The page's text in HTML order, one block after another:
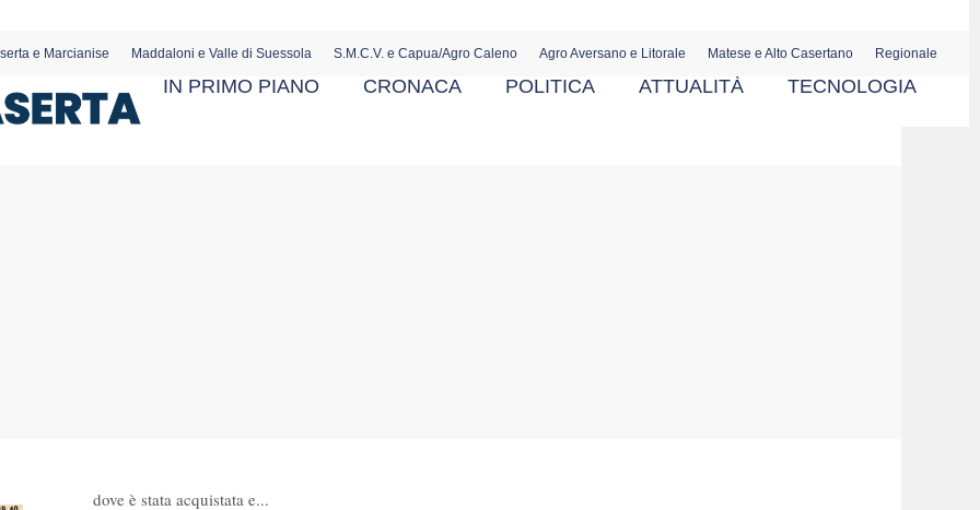
e Marcianise Maddaloni e Valle di Suessola S.M.C.V. e Capua/Agro Caleno Agro Aversano e Litorale Matese e Alto Casertano Regionale
IN PRIMO PIANO CRONACA POLITICA ATTUALITÀ TECNOLOGIA
dove è stata acquistata e...